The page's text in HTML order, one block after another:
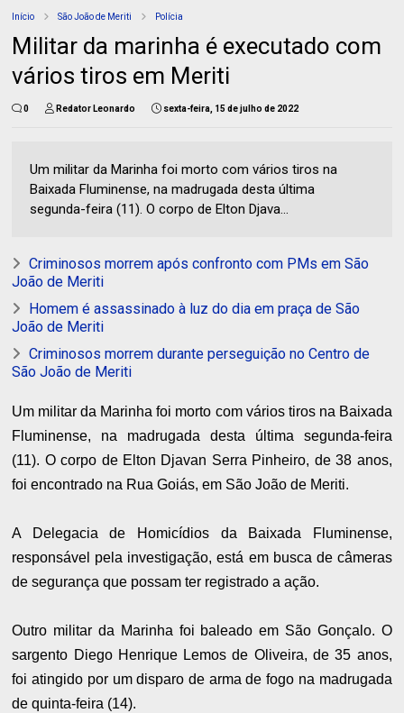
Início São João de Meriti Polícia
Militar da marinha é executado com
vários tiros em Meriti
0 Redator Leonardo sexta-feira, 15 de julho de 2022
Um militar da Marinha foi morto com vários tiros na
Baixada Fluminense, na madrugada desta última
segunda-feira (11). O corpo de Elton Djava...
Criminosos morrem após confronto com PMs em São
João de Meriti
Homem é assassinado à luz do dia em praça de São
João de Meriti
Criminosos morrem durante perseguição no Centro de
São João de Meriti
Um militar da Marinha foi morto com vários tiros na Baixada
Fluminense, na madrugada desta última segunda-feira
(11). O corpo de Elton Djavan Serra Pinheiro, de 38 anos,
foi encontrado na Rua Goiás, em São João de Meriti.
A Delegacia de Homicídios da Baixada Fluminense,
responsável pela investigação, está em busca de câmeras
de segurança que possam ter registrado a ação.
Outro militar da Marinha foi baleado em São Gonçalo. O
sargento Diego Henrique Lemos de Oliveira, de 35 anos,
foi atingido por um disparo de arma de fogo na madrugada
de quinta-feira (14).